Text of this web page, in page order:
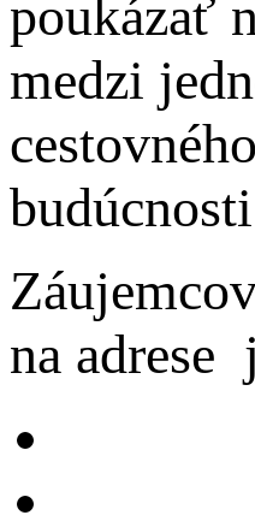
poukázať
medzi
na adrese